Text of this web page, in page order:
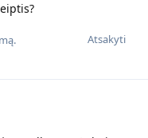
Atsakyti